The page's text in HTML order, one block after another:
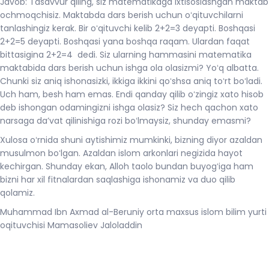
ochmoqchisiz. Maktabda dars berish uchun oʻqituvchilarni
tanlashingiz kerak. Bir oʻqituvchi kelib 2+2=3 deyapti. Boshqasi
2+2=5 deyapti. Boshqasi yana boshqa raqam. Ulardan faqat
bittasigina 2+2=4 dedi. Siz ularning hammasini matematika
maktabida dars berish uchun ishga ola olasizmi? Yoʻq albatta.
Chunki siz aniq ishonasizki, ikkiga ikkini qoʻshsa aniq toʻrt boʻladi.
Uch ham, besh ham emas. Endi qanday qilib oʻzingiz xato hisob
deb ishongan odamingizni ishga olasiz? Siz hech qachon xato
narsaga daʼvat qilinishiga rozi boʻlmaysiz, shunday emasmi?
Xulosa oʻrnida shuni aytishimiz mumkinki, bizning diyor azaldan
musulmon boʻlgan. Azaldan islom arkonlari negizida hayot
kechirgan. Shunday ekan, Alloh taolo bundan buyogʻiga ham
bizni har xil fitnalardan saqlashiga ishonamiz va duo qilib
qolamiz.
Muhammad Ibn Axmad al-Beruniy orta maxsus islom bilim yurti
oqituvchisi Mamasoliev Jaloladdin